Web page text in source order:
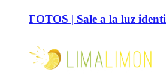
FOTOS | Sale a la luz